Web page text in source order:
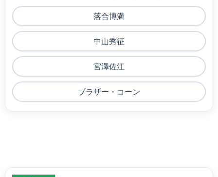
落合博満
中山秀征
宮澤佐江
ブラザー・コーン